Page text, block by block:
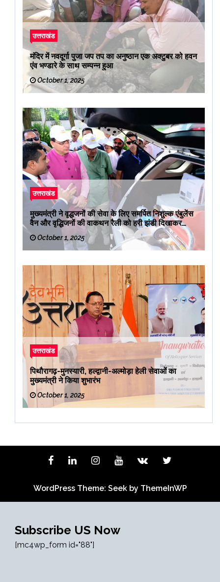
उत्तराखंड
मंदिर में नवदूर्गा पुजा जप तप का अनुष्ठान एक अक्टुबर को हवन
एंव भण्डारे के साथ सम्पन्न हुआ
October 1, 2025
उत्तराखंड
मुख्यमंत्री ने वृद्धजनों की सेवा के लिए समर्पित निशुल्क एंबुलेंस
वैन और वृद्धिजनों की वाकथन रैली को हरी झंडी दिखाकर
रवाना किया
October 1, 2025
उत्तराखंड
पिथौरागढ़-मुनस्यारी, हल्द्वानी-अल्मोड़ा हेली सेवाओं का
मुख्यमंत्री ने किया शुभारंभ
October 1, 2025
WordPress Theme: Seek by ThemeInWP
Subscribe US Now
[mc4wp_form id="88"]